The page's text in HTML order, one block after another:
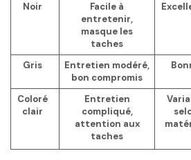
Noir
Facile à
entretenir,
masque les
taches
Gris
Entretien modéré,
bon compromis
Coloré
clair
Entretien
compliqué,
attention aux
taches